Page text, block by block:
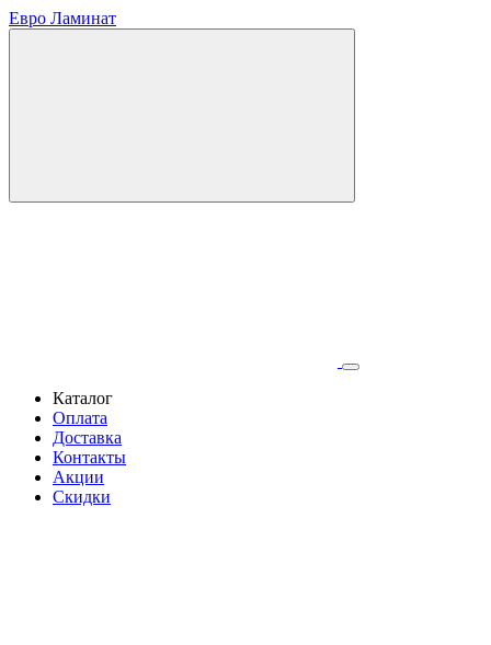
Евро Ламинат
Каталог
Оплата
Доставка
Контакты
Акции
Скидки